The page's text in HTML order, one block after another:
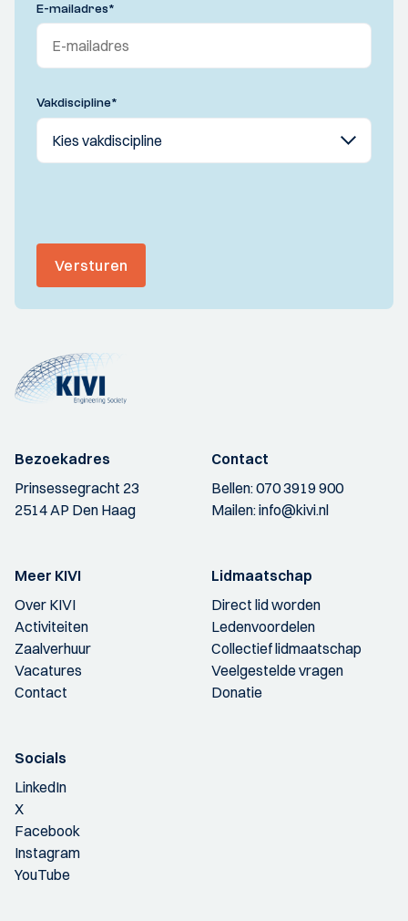
E-mailadres*
Vakdiscipline*
Versturen
Bezoekadres
Prinsessegracht 23
2514 AP Den Haag
Contact
Bellen:070 3919 900
Mailen:info@kivi.nl
Meer KIVI
Over KIVI
Activiteiten
Zaalverhuur
Vacatures
Contact
Lidmaatschap
Direct lid worden
Ledenvoordelen
Collectief lidmaatschap
Veelgestelde vragen
Donatie
Socials
LinkedIn
X
Facebook
Instagram
YouTube